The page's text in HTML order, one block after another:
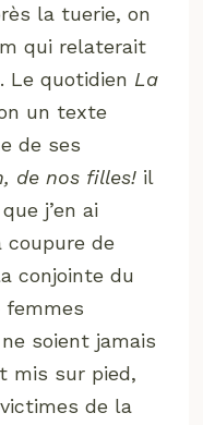
la tuerie, on
qui relaterait
Le quotidien La
un texte
de ses
de nos filles! il
j’en ai
coupure de
conjointe du
femmes
soient jamais
mis sur pied,
de la